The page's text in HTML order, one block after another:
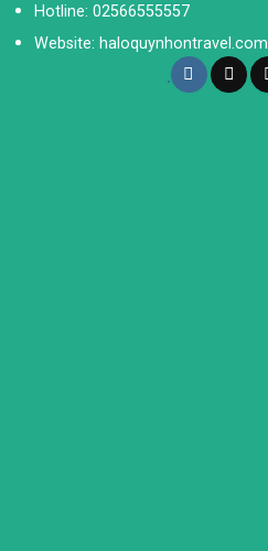
Hotline: 02566555557
Website: haloquynhontravel.com